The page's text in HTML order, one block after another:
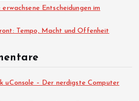
t
e
n
n
Entscheidungen im
Tempo, Macht und Offenheit
uConsole – Der nerdigste Computer